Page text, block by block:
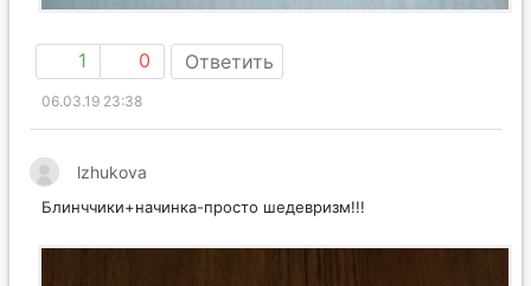
1 0 Ответить
06.03.19 23:38
lzhukova
Блинччики+начинка-просто шедевризм!!!